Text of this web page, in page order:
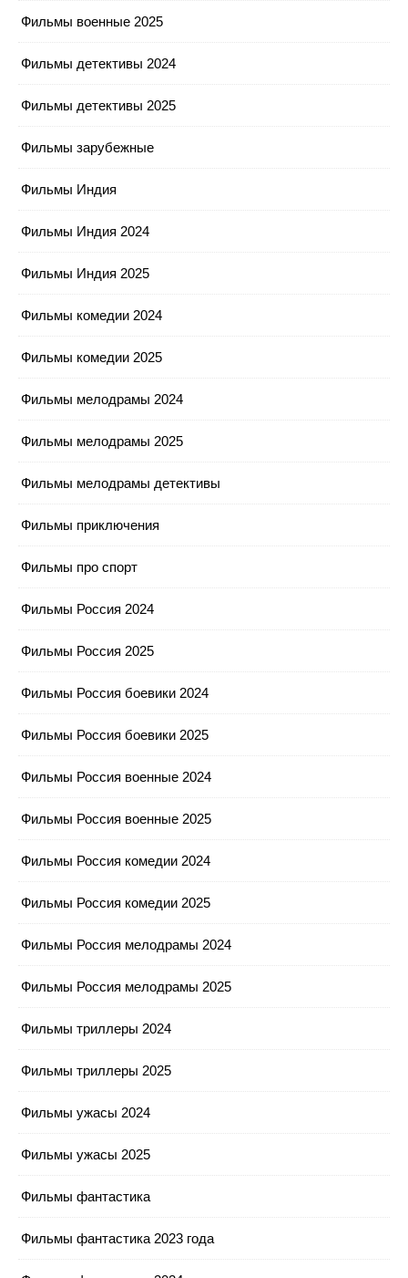
Фильмы военные 2025
Фильмы детективы 2024
Фильмы детективы 2025
Фильмы зарубежные
Фильмы Индия
Фильмы Индия 2024
Фильмы Индия 2025
Фильмы комедии 2024
Фильмы комедии 2025
Фильмы мелодрамы 2024
Фильмы мелодрамы 2025
Фильмы мелодрамы детективы
Фильмы приключения
Фильмы про спорт
Фильмы Россия 2024
Фильмы Россия 2025
Фильмы Россия боевики 2024
Фильмы Россия боевики 2025
Фильмы Россия военные 2024
Фильмы Россия военные 2025
Фильмы Россия комедии 2024
Фильмы Россия комедии 2025
Фильмы Россия мелодрамы 2024
Фильмы Россия мелодрамы 2025
Фильмы триллеры 2024
Фильмы триллеры 2025
Фильмы ужасы 2024
Фильмы ужасы 2025
Фильмы фантастика
Фильмы фантастика 2023 года